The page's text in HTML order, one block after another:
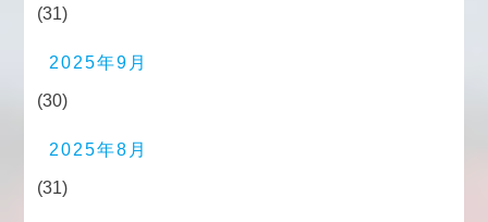
(31)
2025年9月
(30)
2025年8月
(31)